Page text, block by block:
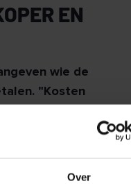
Over
EN
wie de
"Kosten